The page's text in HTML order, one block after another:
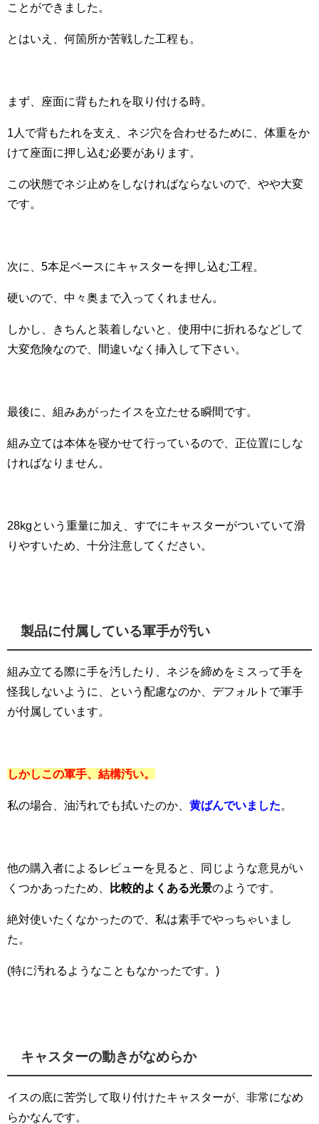
ことができました。
とはいえ、何箇所か苦戦した工程も。
まず、座面に背もたれを取り付ける時。
1人で背もたれを支え、ネジ穴を合わせるために、体重をか
けて座面に押し込む必要があります。
この状態でネジ止めをしなければならないので、やや大変
です。
次に、5本足ベースにキャスターを押し込む工程。
硬いので、中々奥まで入ってくれません。
しかし、きちんと装着しないと、使用中に折れるなどして
大変危険なので、間違いなく挿入して下さい。
最後に、組みあがったイスを立たせる瞬間です。
組み立ては本体を寝かせて行っているので、正位置にしな
ければなりません。
28kgという重量に加え、すでにキャスターがついていて滑
りやすいため、十分注意してください。
製品に付属している軍手が汚い
組み立てる際に手を汚したり、ネジを締めをミスって手を
怪我しないように、という配慮なのか、デフォルトで軍手
が付属しています。
しかしこの軍手、結構汚い。
私の場合、油汚れでも拭いたのか、 黄ばんでいました。
他の購入者によるレビューを見ると、同じような意見がい
くつかあったため、
比較的よくある光景のようです。
絶対使いたくなかったので、私は素手でやっちゃいまし
た。
(特に汚れるようなこともなかったです。)
キャスターの動きがなめらか
イスの底に苦労して取り付けたキャスターが、非常になめ
らかなんです。